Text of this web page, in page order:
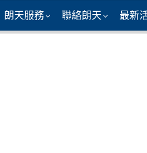
朗天服務 聯絡朗天 最新